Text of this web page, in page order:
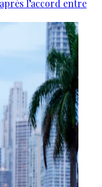
l’accord entre